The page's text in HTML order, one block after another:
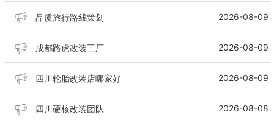
品质旅行路线策划 2026-08-09
成都路虎改装工厂 2026-08-09
四川轮胎改装店哪家好 2026-08-09
四川硬核改装团队 2026-08-08